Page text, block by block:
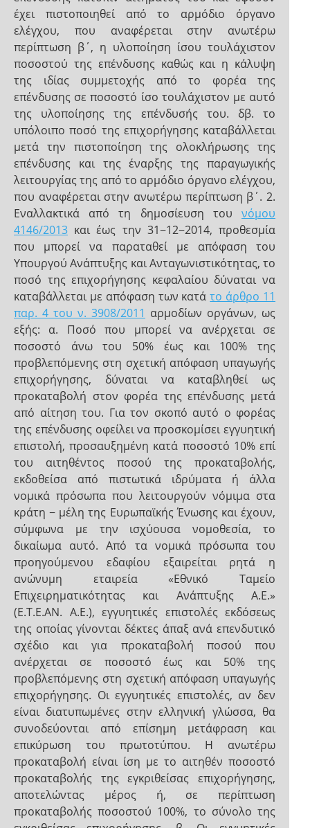
έχει πιστοποιηθεί από το αρμόδιο όργανο
ελέγχου, που αναφέρεται στην ανωτέρω
περίπτωση β΄, η υλοποίηση ίσου τουλάχιστον
ποσοστού της επένδυσης καθώς και η κάλυψη
της ιδίας συμμετοχής από το φορέα της
επένδυσης σε ποσοστό ίσο τουλάχιστον με αυτό
της υλοποίησης της επένδυσής του. δβ. το
υπόλοιπο ποσό της επιχορήγησης καταβάλλεται
μετά την πιστοποίηση της ολοκλήρωσης της
επένδυσης και της έναρξης της παραγωγικής
λειτουργίας της από το αρμόδιο όργανο ελέγχου,
που αναφέρεται στην ανωτέρω περίπτωση β΄. 2.
Εναλλακτικά από τη δημοσίευση του νόμου
4146/2013 και έως την 31−12−2014, προθεσμία
που μπορεί να παραταθεί με απόφαση του
Υπουργού Ανάπτυξης και Ανταγωνιστικότητας, το
ποσό της επιχορήγησης κεφαλαίου δύναται να
καταβάλλεται με απόφαση των κατάτο άρθρο 11
παρ. 4 του ν. 3908/2011 αρμοδίων οργάνων, ως
εξής: α. Ποσό που μπορεί να ανέρχεται σε
ποσοστό άνω του 50% έως και 100% της
προβλεπόμενης στη σχετική απόφαση υπαγωγής
επιχορήγησης, δύναται να καταβληθεί ως
προκαταβολή στον φορέα της επένδυσης μετά
από αίτηση του. Για τον σκοπό αυτό ο φορέας
της επένδυσης οφείλει να προσκομίσει εγγυητική
επιστολή, προσαυξημένη κατά ποσοστό 10% επί
του αιτηθέντος ποσού της προκαταβολής,
εκδοθείσα από πιστωτικά ιδρύματα ή άλλα
νομικά πρόσωπα που λειτουργούν νόμιμα στα
κράτη − μέλη της Ευρωπαϊκής Ένωσης και έχουν,
σύμφωνα με την ισχύουσα νομοθεσία, το
δικαίωμα αυτό. Από τα νομικά πρόσωπα του
προηγούμενου εδαφίου εξαιρείται ρητά η
ανώνυμη εταιρεία «Εθνικό Ταμείο
Επιχειρηματικότητας και Ανάπτυξης Α.Ε.»
(Ε.Τ.Ε.ΑΝ. Α.Ε.), εγγυητικές επιστολές εκδόσεως
της οποίας γίνονται δέκτες άπαξ ανά επενδυτικό
σχέδιο και για προκαταβολή ποσού που
ανέρχεται σε ποσοστό έως και 50% της
προβλεπόμενης στη σχετική απόφαση υπαγωγής
επιχορήγησης. Οι εγγυητικές επιστολές, αν δεν
είναι διατυπωμένες στην ελληνική γλώσσα, θα
συνοδεύονται από επίσημη μετάφραση και
επικύρωση του πρωτοτύπου. Η ανωτέρω
προκαταβολή είναι ίση με το αιτηθέν ποσοστό
προκαταβολής της εγκριθείσας επιχορήγησης,
αποτελώντας μέρος ή, σε περίπτωση
προκαταβολής ποσοστού 100%, το σύνολο της